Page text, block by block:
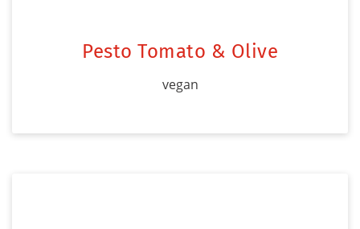
Pesto Tomato & Olive
vegan